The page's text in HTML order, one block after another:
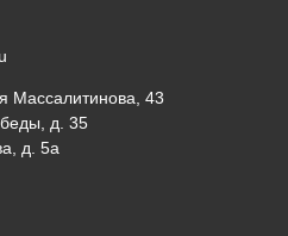
Массалитинова, 43
д. 35
д. 5а